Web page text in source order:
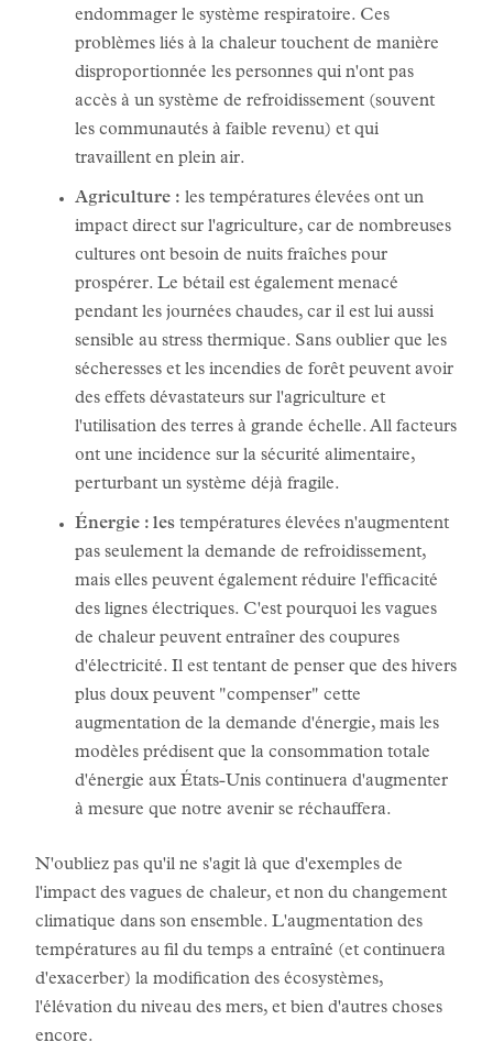
endommager le système respiratoire. Ces
problèmes liés à la chaleur touchent de manière
disproportionnée les personnes qui n'ont pas
accès à un système de refroidissement (souvent
les communautés à faible revenu) et qui
travaillent en plein air.
Agriculture : les températures élevées ont un
impact direct sur l'agriculture, car de nombreuses
cultures ont besoin de nuits fraîches pour
prospérer. Le bétail est également menacé
pendant les journées chaudes, car il est lui aussi
sensible au stress thermique. Sans oublier que les
sécheresses et les incendies de forêt peuvent avoir
des effets dévastateurs sur l'agriculture et
l'utilisation des terres à grande échelle. All facteurs
ont une incidence sur la sécurité alimentaire,
perturbant un système déjà fragile.
Énergie : les températures élevées n'augmentent
pas seulement la demande de refroidissement,
mais elles peuvent également réduire l'efficacité
des lignes électriques. C'est pourquoi les vagues
de chaleur peuvent entraîner des coupures
d'électricité. Il est tentant de penser que des hivers
plus doux peuvent "compenser" cette
augmentation de la demande d'énergie, mais les
modèles prédisent que la consommation totale
d'énergie aux États-Unis continuera d'augmenter
à mesure que notre avenir se réchauffera.
N'oubliez pas qu'il ne s'agit là que d'exemples de
l'impact des vagues de chaleur, et non du changement
climatique dans son ensemble. L'augmentation des
températures au fil du temps a entraîné (et continuera
d'exacerber) la modification des écosystèmes,
l'élévation du niveau des mers, et bien d'autres choses
encore.